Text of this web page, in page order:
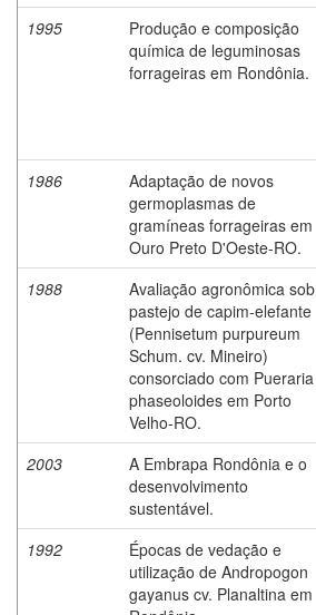
1995
Produção e composição
química de leguminosas
forrageiras em Rondônia.
1986
Adaptação de novos
germoplasmas de
gramíneas forrageiras em
Ouro Preto D'Oeste-RO.
1988
Avaliação agronômica sob
pastejo de capim-elefante
(Pennisetum purpureum
Schum. cv. Mineiro)
consorciado com Pueraria
phaseoloides em Porto
Velho-RO.
2003
A Embrapa Rondônia e o
desenvolvimento
sustentável.
1992
Épocas de vedação e
utilização de Andropogon
gayanus cv. Planaltina em